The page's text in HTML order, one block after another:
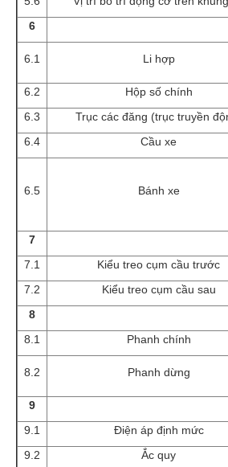
6
6.1 Li hợp
6.2 Hộp số chính
6.3
Trục các đăng (trục truyền
6.4
Cầu xe
6.5 Bánh xe
7
7.1
Kiểu treo cụm cầu trước
7.2
Kiểu treo cụm cầu sau
8
8.1
Phanh chính
8.2 Phanh dừng
9
9.1
Điện áp định mức
9.2
Ắc quy